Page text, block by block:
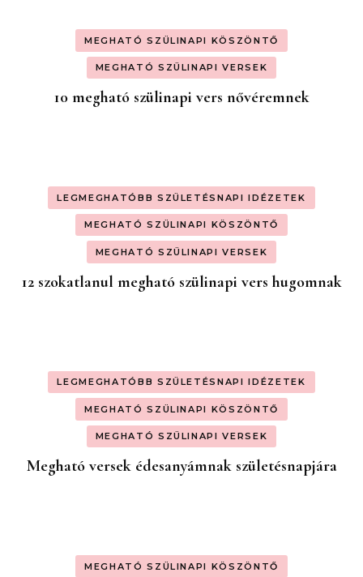
MEGHATÓ SZÜLINAPI KÖSZÖNTŐ
MEGHATÓ SZÜLINAPI VERSEK
10 megható szülinapi vers nővéremnek
LEGMEGHATÓBB SZÜLETÉSNAPI IDÉZETEK
MEGHATÓ SZÜLINAPI KÖSZÖNTŐ
MEGHATÓ SZÜLINAPI VERSEK
12 szokatlanul megható szülinapi vers hugomnak
LEGMEGHATÓBB SZÜLETÉSNAPI IDÉZETEK
MEGHATÓ SZÜLINAPI KÖSZÖNTŐ
MEGHATÓ SZÜLINAPI VERSEK
Megható versek édesanyámnak születésnapjára
MEGHATÓ SZÜLINAPI KÖSZÖNTŐ